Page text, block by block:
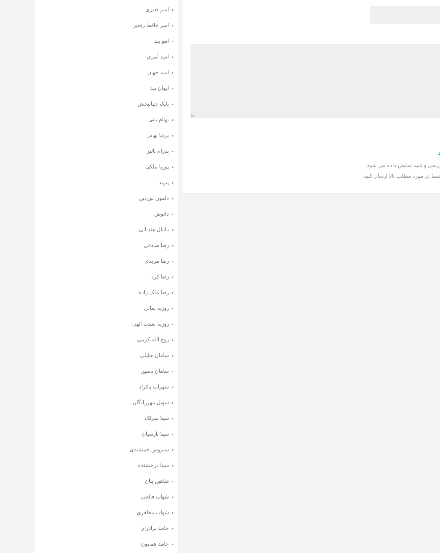
و تایید نمایش داده می شود.
در مورد مطلب بالا ارسال کنید.
امیر طبری
امیر حافظ رنجبر
امو بند
امید آمری
امید جهان
ایوان بند
بابک جهانبخش
بهنام بانی
بردیا بهادر
پدرام پالیز
پوریا ملکی
پیربد
دامون نوردین
دانوش
دانیال هندیانی
رضا صادقی
رضا مریدی
رضا کرد
رضا ملک زاده
روزبه بمانی
روزبه نعمت الهی
روح الله کرمی
سامان جلیلی
سامان یاسین
سهراب پاکزاد
سهیل مهرزادگان
سینا سرلک
سینا پارسیان
سیروس جمشیدی
سینا درخشنده
شاهین بنان
شهاب فالجی
شهاب مظفری
حامد برادران
حامد همایون